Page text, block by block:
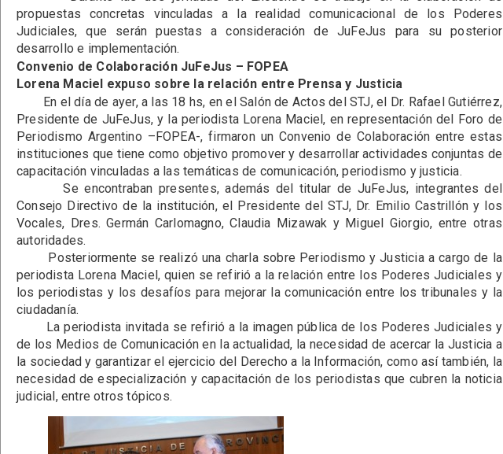
propuestas concretas vinculadas a la realidad comunicacional de los Poderes
Judiciales, que serán puestas a consideración de JuFeJus para su posterior
desarrollo e implementación.
Convenio de Colaboración JuFeJus – FOPEA
Lorena Maciel expuso sobre la relación entre Prensa y Justicia
En el día de ayer, a las 18 hs, en el Salón de Actos del STJ, el Dr. Rafael Gutiérrez,
Presidente de JuFeJus, y la periodista Lorena Maciel, en representación del Foro de
Periodismo Argentino –FOPEA-, firmaron un Convenio de Colaboración entre estas
instituciones que tiene como objetivo promover y desarrollar actividades conjuntas de
capacitación vinculadas a las temáticas de comunicación, periodismo y justicia.
Se encontraban presentes, además del titular de JuFeJus, integrantes del
Consejo Directivo de la institución, el Presidente del STJ, Dr. Emilio Castrillón y los
Vocales, Dres. Germán Carlomagno, Claudia Mizawak y Miguel Giorgio, entre otras
autoridades.
Posteriormente se realizó una charla sobre Periodismo y Justicia a cargo de la
periodista Lorena Maciel, quien se refirió a la relación entre los Poderes Judiciales y
los periodistas y los desafíos para mejorar la comunicación entre los tribunales y la
ciudadanía.
La periodista invitada se refirió a la imagen pública de los Poderes Judiciales y
de los Medios de Comunicación en la actualidad, la necesidad de acercar la Justicia a
la sociedad y garantizar el ejercicio del Derecho a la Información, como así también, la
necesidad de especialización y capacitación de los periodistas que cubren la noticia
judicial, entre otros tópicos.